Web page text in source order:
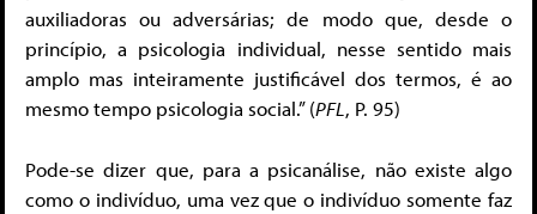
auxiliadoras ou adversárias; de modo que, desde o
princípio, a psicologia individual, nesse sentido mais
amplo mas inteiramente justificável dos termos, é ao
mesmo tempo psicologia social.” (PFL, P. 95)
Pode-se dizer que, para a psicanálise, não existe algo
como o indivíduo, uma vez que o indivíduo somente faz